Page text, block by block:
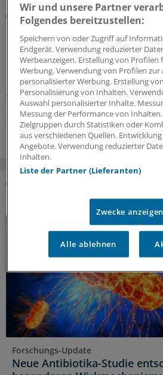
Wässriger Durchfall
Cyclosporiasis-Ausbruch in
bestätigte Fälle
In den USA nehmen Fälle der
Cyclosporiasis kein Ende. Bereits
Krankenhausaufenthalte hat der
Verdacht steht ein unscheinbares
05.08.2026
DAS KÖNNTE SIE AUCH
Forschungs-Update
Neue Antibiotika-Studie
Wir und unsere Partner
Folgendes bereitzustellen:
Speichern von oder Zugriff auf
Endgerät. Verwendung reduzierter
Werbeanzeigen. Erstellung von Profilen
Werbung. Verwendung von Profilen zur
personalisierter Werbung. Erstellung
Personalisierung von Inhalten.
Auswahl personalisierter Inhalte.
Messung der Performance von
Zielgruppen durch Statistiken oder
aus verschiedenen Quellen.
Angebote. Verwendung reduzierter
Inhalten.
Liste der Partner (Lieferanten)
Zwecke anzeigen
Alle ablehnen